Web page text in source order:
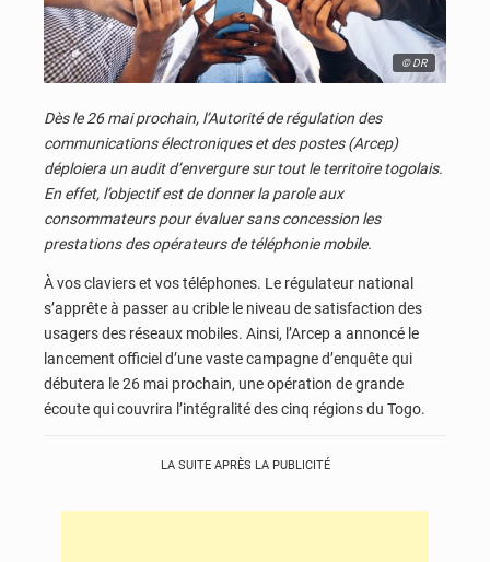
© DR
Dès le 26 mai prochain, l’Autorité de régulation des
communications électroniques et des postes (Arcep)
déploiera un audit d’envergure sur tout le territoire togolais.
En effet, l’objectif est de donner la parole aux
consommateurs pour évaluer sans concession les
prestations des opérateurs de téléphonie mobile.
À vos claviers et vos téléphones. Le régulateur national
s’apprête à passer au crible le niveau de satisfaction des
usagers des réseaux mobiles. Ainsi, l’Arcep a annoncé le
lancement officiel d’une vaste campagne d’enquête qui
débutera le 26 mai prochain, une opération de grande
écoute qui couvrira l’intégralité des cinq régions du Togo.
LA SUITE APRÈS LA PUBLICITÉ